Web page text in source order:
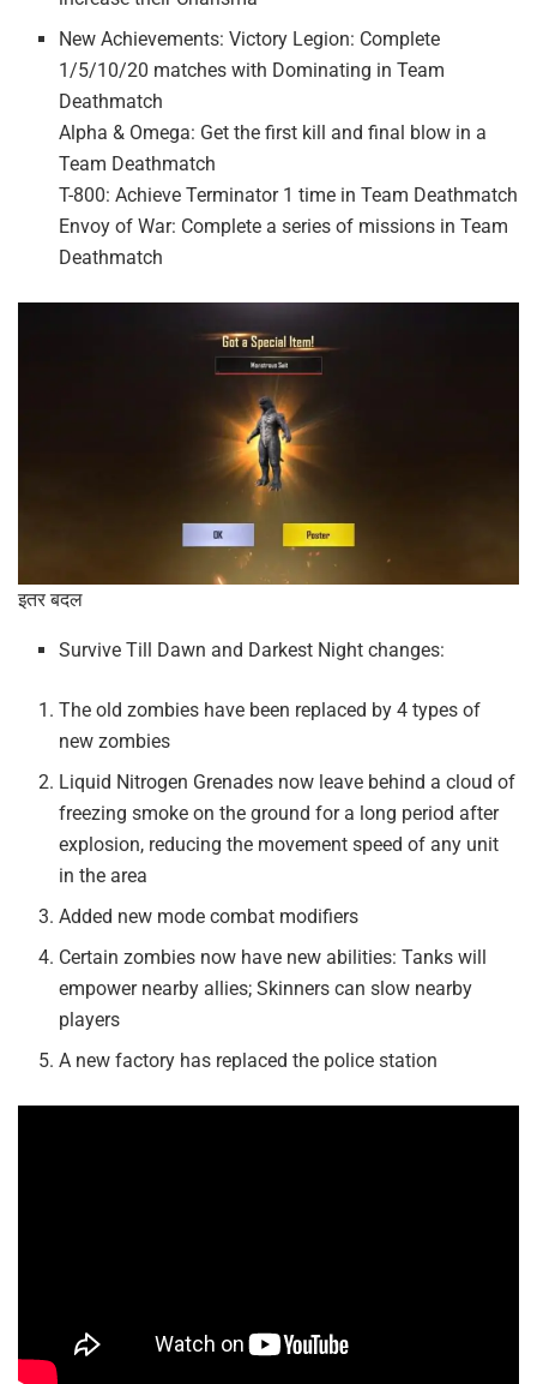
New Achievements: Victory Legion: Complete
1/5/10/20 matches with Dominating in Team
Deathmatch
Alpha & Omega: Get the first kill and final blow in a
Team Deathmatch
T-800: Achieve Terminator 1 time in Team Deathmatch
Envoy of War: Complete a series of missions in Team
Deathmatch
इतर बदल
Survive Till Dawn and Darkest Night changes:
The old zombies have been replaced by 4 types of
new zombies
Liquid Nitrogen Grenades now leave behind a cloud of
freezing smoke on the ground for a long period after
explosion, reducing the movement speed of any unit
in the area
Added new mode combat modifiers
Certain zombies now have new abilities: Tanks will
empower nearby allies; Skinners can slow nearby
players
A new factory has replaced the police station